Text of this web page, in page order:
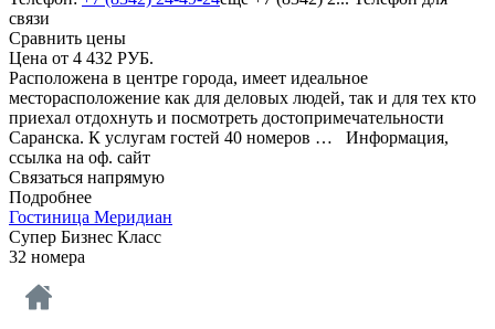
связи
Сравнить цены
Цена от 4 432 РУБ.
Расположена в центре города, имеет идеальное
месторасположение как для деловых людей, так и для тех кто
приехал отдохнуть и посмотреть достопримечательности
Саранска. К услугам гостей 40 номеров … Информация,
ссылка на оф. сайт
Связаться напрямую
Подробнее
Гостиница Меридиан
Супер Бизнес Класс
32 номера